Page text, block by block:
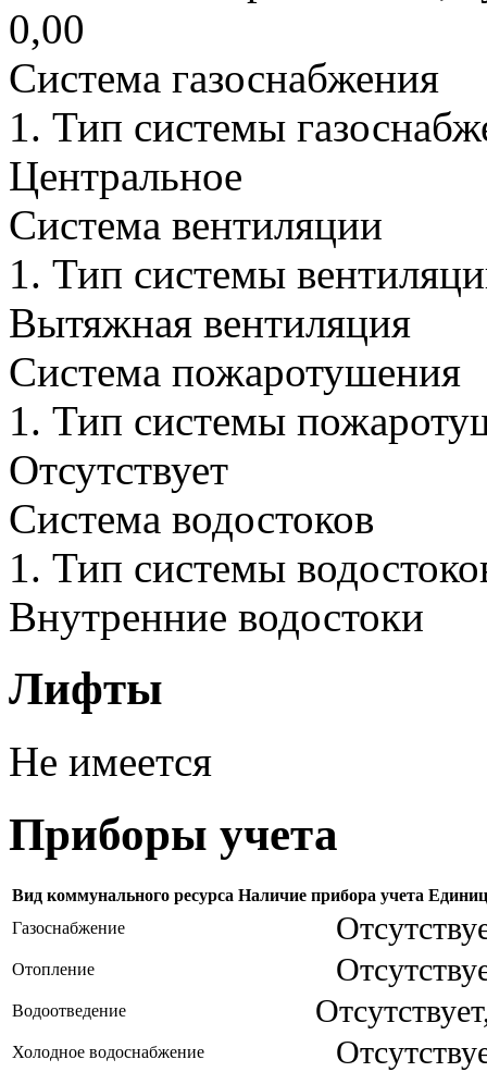
0,00
Система газоснабжения
1. Тип системы
Центральное
Система вентиляции
1. Тип системы
Вытяжная вентиляция
Система пожаротушения
1. Тип системы
Отсутствует
Система водостоков
1. Тип системы
Внутренние водостоки
Лифты
Не имеется
Приборы учета
Вид коммунального ресурса Наличие прибора учета
Газоснабжение
Отопление
Водоотведение
Холодное водоснабжение